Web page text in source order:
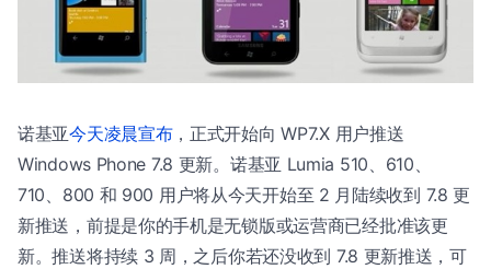
诺基亚今天凌晨宣布，正式开始向 WP7.X 用户推送
Windows Phone 7.8 更新。诺基亚 Lumia 510、610、
710、800 和 900 用户将从今天开始至 2 月陆续收到 7.8 更
新推送，前提是你的手机是无锁版或运营商已经批准该更
新。推送将持续 3 周，之后你若还没收到 7.8 更新推送，可